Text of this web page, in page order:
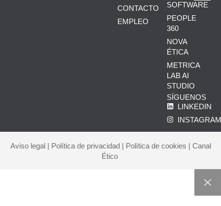
CONTACTO
EMPLEO
SOFTWARE
PEOPLE
360
NOVA
ÉTICA
METRICA
LAB AI
STUDIO
SÍGUENOS
LINKEDIN
Aviso legal| Política de privacidad| Política de cookies | Canal
Ético